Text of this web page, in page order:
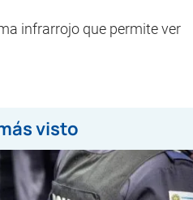
infrarrojo que permite ver
visto